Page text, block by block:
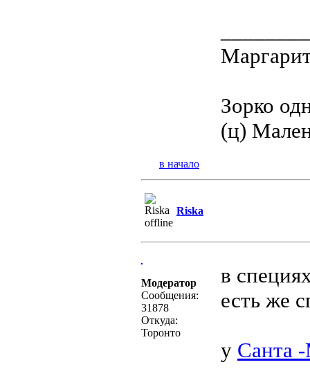
Зорко
(ц)
в начало
Riska
Модератор
Сообщения:
31878
Откуда:
Торонто
в
есть же
у Санта